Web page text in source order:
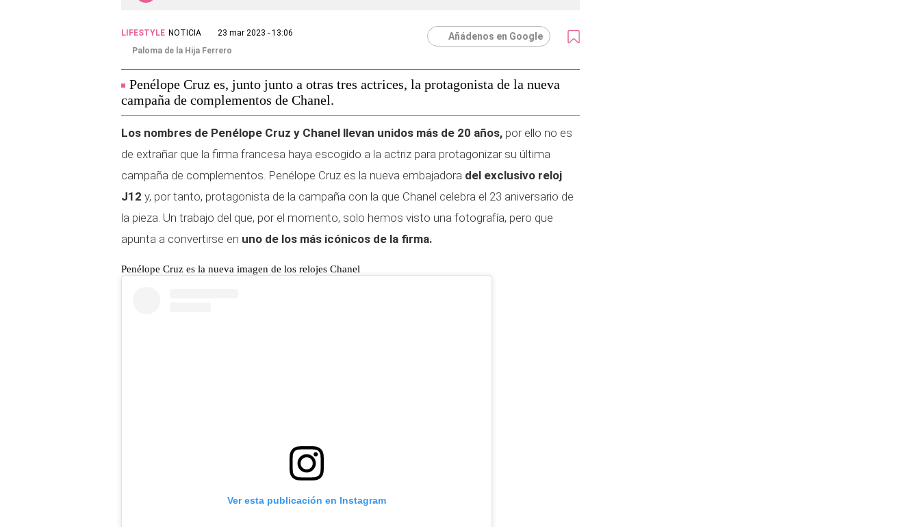
LIFESTYLE NOTICIA
23 mar 2023 - 13:06
Paloma de la Hija Ferrero
Añádenos en Google
Penélope Cruz es, junto junto a otras tres actrices, la protagonista de la nueva
campaña de complementos de Chanel.
Los nombres de Penélope Cruz y Chanel llevan unidos más de 20 años, por ello no es
de extrañar que la firma francesa haya escogido a la actriz para protagonizar su última
campaña de complementos. Penélope Cruz es la nueva embajadora del exclusivo reloj
J12 y, por tanto, protagonista de la campaña con la que Chanel celebra el 23 aniversario de
la pieza. Un trabajo del que, por el momento, solo hemos visto una fotografía, pero que
apunta a convertirse en uno de los más icónicos de la firma.
Penélope Cruz es la nueva imagen de los relojes Chanel
Ver esta publicación en Instagram